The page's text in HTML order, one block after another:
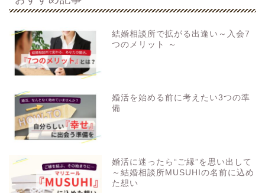
結婚相談所で拡がる出逢い～入会7
つのメリット ～
婚活を始める前に考えたい3つの準
備
婚活に迷ったら“ご縁”を思い出して
～結婚相談所MUSUHIの名前に込め
た想い